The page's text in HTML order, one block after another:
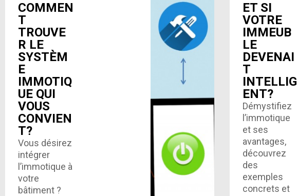
COMMEN
T
TROUVE
R LE
SYSTÈM
E
IMMOTIQ
UE QUI
VOUS
CONVIEN
T?
Vous désirez
intégrer
l’immotique à
votre
bâtiment ?
ET SI
VOTRE
IMMEUB
LE
DEVENAI
T
INTELLIG
ENT?
Démystifiez
l’immotique
et ses
avantages,
découvrez
des
exemples
concrets et